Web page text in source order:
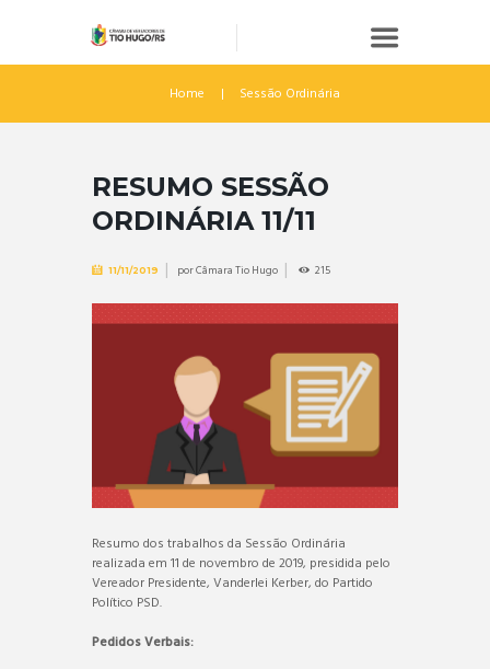
Home Sessão Ordinária
RESUMO SESSÃO
ORDINÁRIA 11/11
11/11/2019 porCâmara Tio Hugo 215
Resumo dos trabalhos da Sessão Ordinária
realizada em 11 de novembro de 2019, presidida pelo
Vereador Presidente, Vanderlei Kerber, do Partido
Político PSD.
Pedidos Verbais: